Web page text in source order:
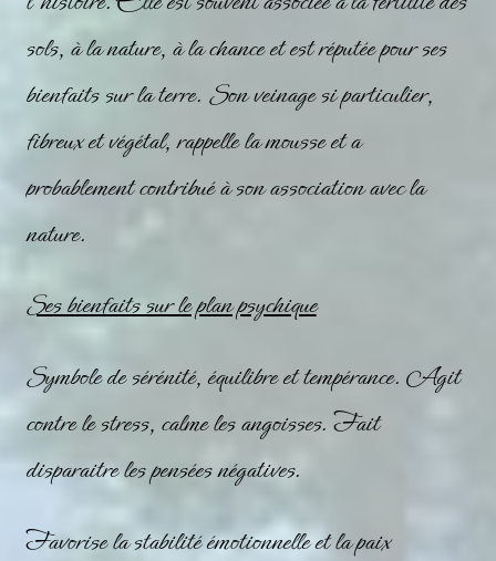
sols, à la nature, à la chance et est réputée pour ses
bienfaits sur la terre. Son veinage si particulier,
fibreux et végétal, rappelle la mousse et a
probablement contribué à son association avec la
nature.
Ses bienfaits sur le plan psychique
Symbole de sérénité, équilibre et tempérance. Agit
contre le stress, calme les angoisses. Fait
disparaitre les pensées négatives.
Favorise la stabilité émotionnelle et la paix